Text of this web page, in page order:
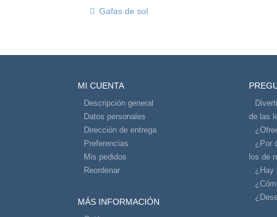
Gafas de sol
MI CUENTA
Descripción general
Datos personales
Dirección de entrega
Preferencias
Mis pedidos
Reordenar
MÁS INFORMACIÓN
de las
¿Por
los de
¿Hay